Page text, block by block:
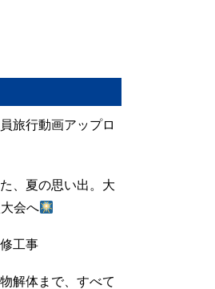
旅行動画アップロ
、夏の思い出。大
会へ
工事
解体まで、すべて